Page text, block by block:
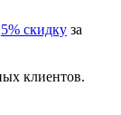
5% скидку за
клиентов.